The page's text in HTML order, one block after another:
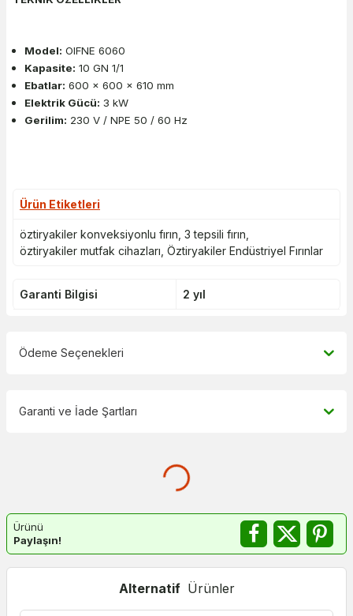
Model: OIFNE 6060
Kapasite: 10 GN 1/1
Ebatlar: 600 x 600 x 610 mm
Elektrik Gücü: 3 kW
Gerilim: 230 V / NPE 50 / 60 Hz
Ürün Etiketleri
öztiryakiler konveksiyonlu fırın 3 tepsili fırın
öztiryakiler mutfak cihazları Öztiryakiler Endüstriyel Fırınlar
Garanti Bilgisi 2 yıl
Ödeme Seçenekleri
Garanti ve İade Şartları
Ürünü
Paylaşın!
Alternatif Ürünler